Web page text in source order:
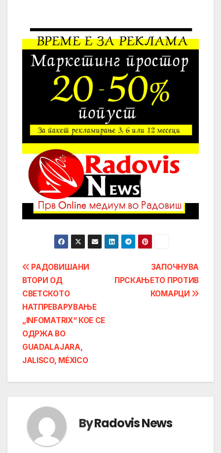
Post
navigation
ЗАПОЧНУВА
ПРСКАЊЕТО ПРОТИВ
КОМАРЦИ
РАДОВИШАНИ
ВТОРИ ОД
СВЕТСКОТО
НАТПРЕВАРУВАЊЕ
„INFOMATRIX“ КОЕ СЕ
ОДРЖА ВО
GUADALAJARA,
JALISCO, MÉXICO
ByRadovis News